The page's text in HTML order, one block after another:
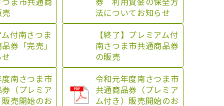
法についてお知らせ
付南さつま
券「完売」
【終了】プレミアム付
南さつま市共通商品券
の販売
南さつま市
（プレミア
売開始のお
令和元年度南さつま市
共通商品券（プレミア
ム付き）販売開始のお